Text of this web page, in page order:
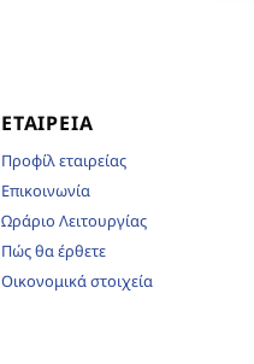
ΕΤΑΙΡΕΊΑ
Προφίλ εταιρείας
Επικοινωνία
Ωράριο Λειτουργίας
Πώς θα έρθετε
Οικονομικά στοιχεία